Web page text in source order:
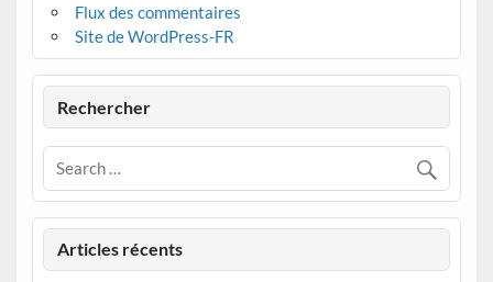
Flux des commentaires
Site de WordPress-FR
Rechercher
Articles récents